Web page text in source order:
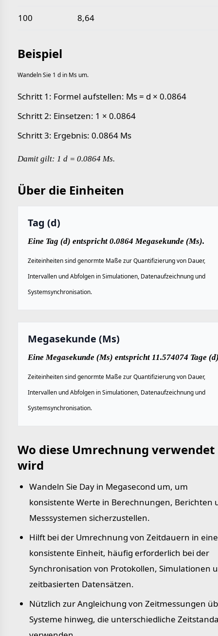
100 8,64
Beispiel
Wandeln Sie 1 d in Ms um.
Schritt 1: Formel aufstellen: Ms = d × 0.0864
Schritt 2: Einsetzen: 1 × 0.0864
Schritt 3: Ergebnis: 0.0864 Ms
Damit gilt: 1 d = 0.0864 Ms.
Über die Einheiten
Tag (d)
Eine Tag (d) entspricht 0.0864 Megasekunde (Ms).
Zeiteinheiten sind genormte Maße zur Quantifizierung von Dauer,
Intervallen und Abfolgen in Simulationen, Datenaufzeichnung und
Systemsynchronisation.
Megasekunde (Ms)
Eine Megasekunde (Ms) entspricht 11.574074 Tage
Zeiteinheiten sind genormte Maße zur Quantifizierung von Dauer,
Intervallen und Abfolgen in Simulationen, Datenaufzeichnung und
Systemsynchronisation.
Wo diese Umrechnung verwendet
wird
Wandeln Sie Day in Megasecond um, um
konsistente Werte in Berechnungen, Berichten
Messsystemen sicherzustellen.
Hilft bei der Umrechnung von Zeitdauern in eine
konsistente Einheit, häufig erforderlich bei der
Synchronisation von Protokollen, Simulationen
zeitbasierten Datensätzen.
Nützlich zur Angleichung von Zeitmessungen
Systeme hinweg, die unterschiedliche